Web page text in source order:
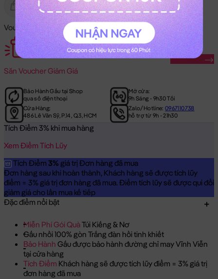
Gửi Tặng Hết Hàng
Voucher Mã Khuyến Mãi:
Săn Voucher Giảm Giá
Săn Ngay
Bảo Hành Gấu tại Shop
qua số điện thoại
Mở cửa:
9h Sáng - 9h30 Tối
Cửa Hàng:
486 Lê Văn Sỹ, P.14, Q.3, HCM
Zalo/Hotline:0967110738
hỗ trợ từ 9h - 21h30
Tích Điểm 3% khi mua hàng
Xem Điểm Tích Lũy
Tích Điểm 3% giá trị Đơn hàng đã mua
Đơn hàng sau khi hoàn thành, Khách hàng sẽ được tích lũy
điểm = 3% giá trị đơn hàng đã mua. Điểm tích lũy sẽ được qui đổi
giảm giá cho lần mua kế tiếp
Đặc điểm nổi bật
Miễn Phí Gói QuàTúi Kiếng & Nơ
Gấu nhồi 100% gòn Trắng đàn hồi tinh khiết
Bảo Hành Gấu được bảo hành đường chỉ may Vĩnh Viễn
tại cửa hàng
Tích Điểm Khách hàng sẽ được tích lũy điểm = 3% giá trị
đơn hàng đã mua